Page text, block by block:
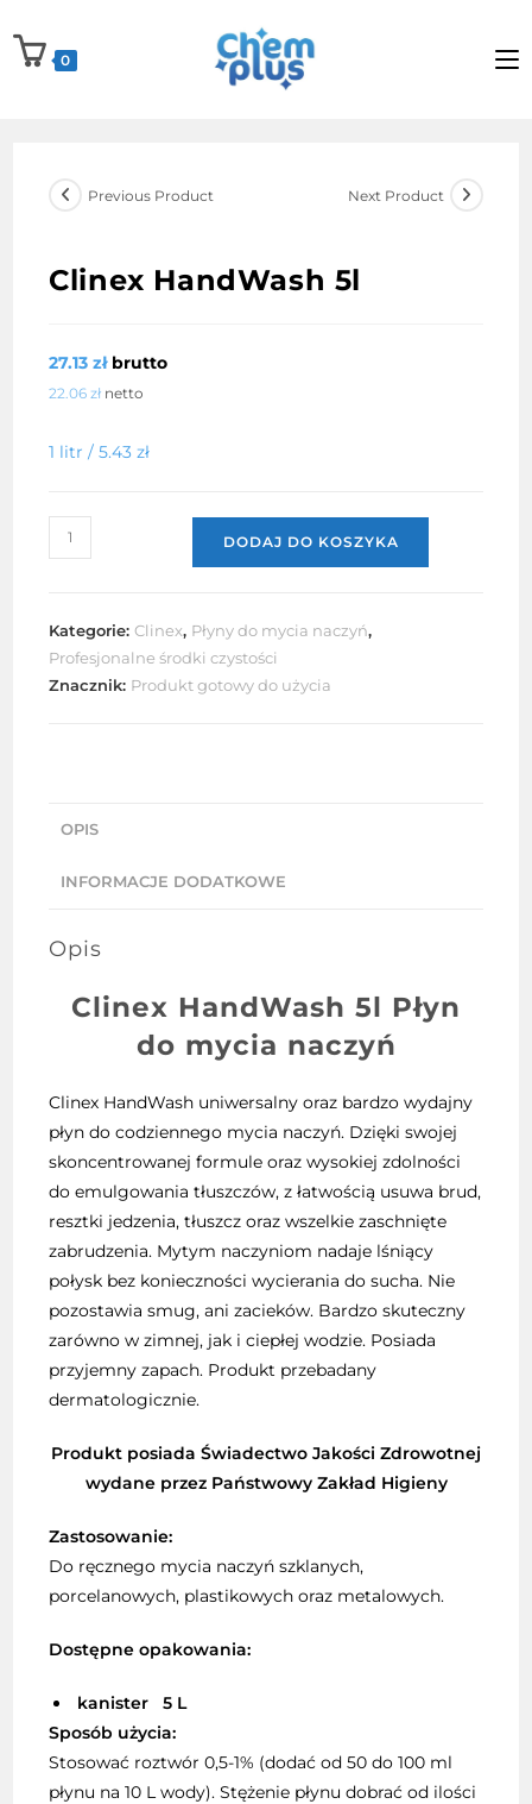
to
content
0
Previous Product Next Product
Clinex HandWash 5l
27.13złbrutto
22.06 zł netto
1 litr / 5.43zł
ilość
Clinex
DODAJ DO KOSZYKA
Kategorie:Clinex, Płyny do mycia naczyń,
Profesjonalne środki czystości
Znacznik: Produkt gotowy do użycia
OPIS
INFORMACJE DODATKOWE
Opis
Clinex HandWash 5l Płyn
do mycia naczyń
Clinex HandWash uniwersalny oraz bardzo wydajny
płyn do codziennego mycia naczyń. Dzięki swojej
skoncentrowanej formule oraz wysokiej zdolności
do emulgowania tłuszczów, z łatwością usuwa brud,
resztki jedzenia, tłuszcz oraz wszelkie zaschnięte
zabrudzenia. Mytym naczyniom nadaje lśniący
połysk bez konieczności wycierania do sucha. Nie
pozostawia smug, ani zacieków. Bardzo skuteczny
zarówno w zimnej, jak i ciepłej wodzie. Posiada
przyjemny zapach. Produkt przebadany
dermatologicznie.
Produkt posiada Świadectwo Jakości Zdrowotnej
wydane przez Państwowy Zakład Higieny
Zastosowanie:
Do ręcznego mycia naczyń szklanych,
porcelanowych, plastikowych oraz metalowych.
Dostępneopakowania:
kanister 5 L
Sposób użycia:
Stosować roztwór 0,5-1% (dodać od 50 do 100 ml
płynu na 10 L wody). Stężenie płynu dobrać od ilości